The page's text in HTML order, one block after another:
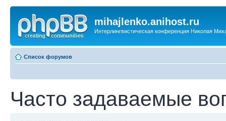
mihajlenko.anihost.ru
Интерлингвистическая конференция Николая
Список форумов
Часто задаваемые